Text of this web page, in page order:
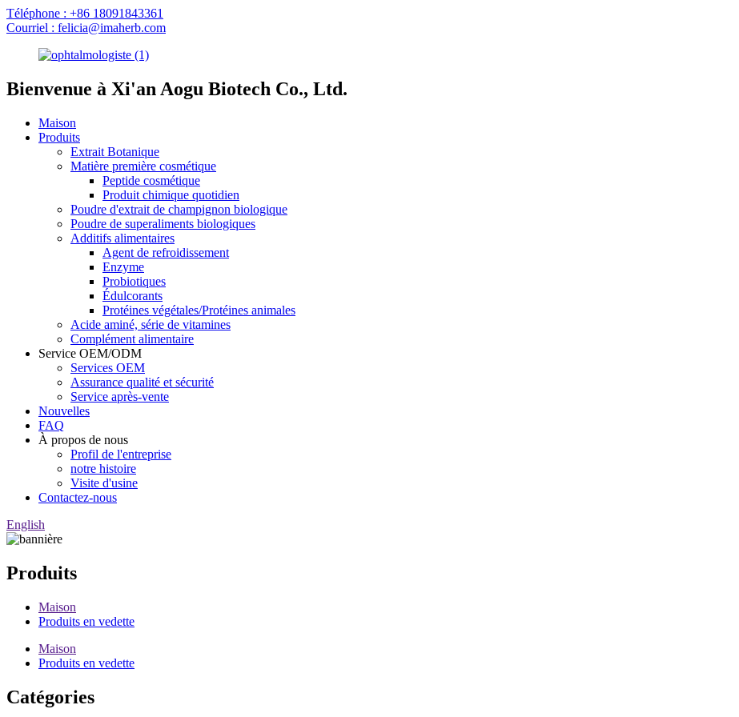
Téléphone : +86 18091843361
Courriel : felicia@imaherb.com
Bienvenue à Xi'an Aogu Biotech Co., Ltd.
Maison
Produits
Extrait Botanique
Matière première cosmétique
Peptide cosmétique
Produit chimique quotidien
Poudre d'extrait de champignon biologique
Poudre de superaliments biologiques
Additifs alimentaires
Agent de refroidissement
Enzyme
Probiotiques
Édulcorants
Protéines végétales/Protéines animales
Acide aminé, série de vitamines
Complément alimentaire
Service OEM/ODM
Services OEM
Assurance qualité et sécurité
Service après-vente
Nouvelles
FAQ
À propos de nous
Profil de l'entreprise
notre histoire
Visite d'usine
Contactez-nous
English
Produits
Maison
Produits en vedette
Maison
Produits en vedette
Catégories